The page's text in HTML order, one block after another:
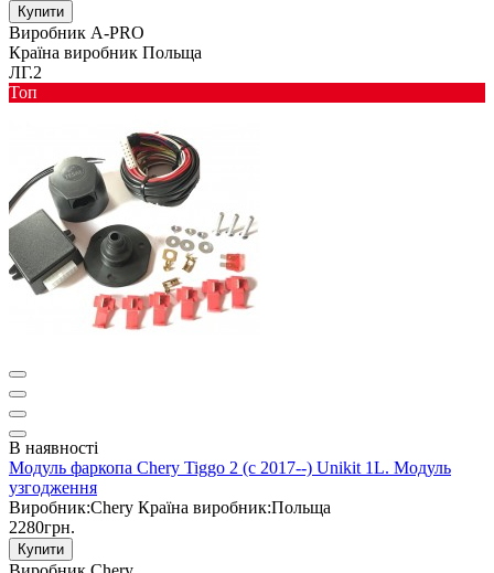
Купити
Виробник A-PRO
Країна виробник Польща
ЛГ.2
Toп
В наявності
Модуль фаркопа Chery Tiggo 2 (c 2017--) Unikit 1L. Модуль
узгодження
Виробник:Chery Країна виробник:Польща
2280грн.
Купити